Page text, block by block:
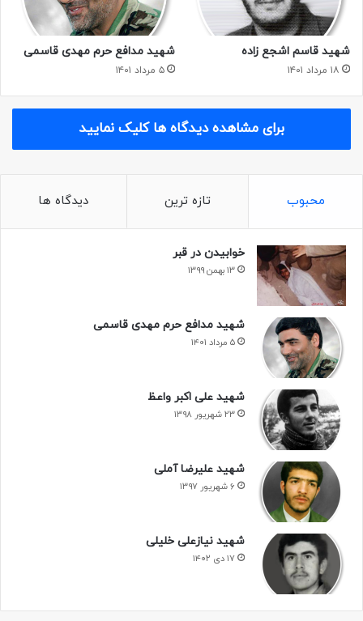
شهید قاسم اشجع زاده
۱۸ مرداد ۱۴۰۱
شهید مدافع حرم مهدی قاسمی
۵ مرداد ۱۴۰۱
برای مشاهده دیدگاه ها کلیک نمایید
محبوب تازه ترین دیدگاه ها
خوابیدن در قبر
۱۳ بهمن ۱۳۹۹
شهید مدافع حرم مهدی قاسمی
۵ مرداد ۱۴۰۱
شهید علی اکبر واعظ
۲۳ شهریور ۱۳۹۸
شهید علیرضا آملی
۶ شهریور ۱۳۹۷
شهید نیازعلی خلیلی
۱۷ دی ۱۴۰۲